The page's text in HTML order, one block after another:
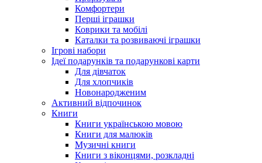
Комфортери
Перші іграшки
Коврики та мобілі
Каталки та розвиваючі іграшки
Ігрові набори
Ідеї ​​подарунків та подарункові карти
Для дівчаток
Для хлопчиків
Новонародженим
Активний відпочинок
Книги
Книги українською мовою
Книги для малюків
Музичні книги
Книги з віконцями, розкладні